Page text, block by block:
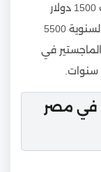
الماجستير في مصر للطلاب الوافدين تقدر ب 1500 دولار
أمريكي فقط، هذا وتكون تكاليف المصاريف السنوية 5500
في
في مصر